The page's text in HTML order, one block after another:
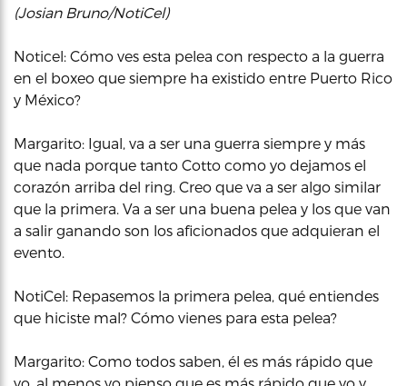
(Josian Bruno/NotiCel)
Noticel: Cómo ves esta pelea con respecto a la guerra
en el boxeo que siempre ha existido entre Puerto Rico
y México?
Margarito: Igual, va a ser una guerra siempre y más
que nada porque tanto Cotto como yo dejamos el
corazón arriba del ring. Creo que va a ser algo similar
que la primera. Va a ser una buena pelea y los que van
a salir ganando son los aficionados que adquieran el
evento.
NotiCel: Repasemos la primera pelea, qué entiendes
que hiciste mal? Cómo vienes para esta pelea?
Margarito: Como todos saben, él es más rápido que